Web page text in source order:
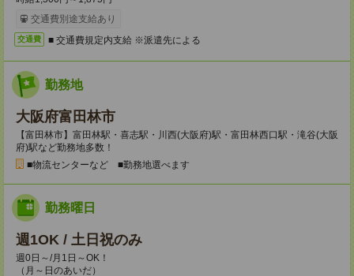
交通費別途支給あり
交通費 ■ 交通費規定内支給 ※派遣先による
勤務地
大阪府富田林市
【富田林市】富田林駅・喜志駅・川西(大阪府)駅・富田林西口駅・滝谷(大阪
府)駅など勤務地多数！
■物流センターなど ■勤務地選べます
勤務曜日
週1OK / 土日祝のみ
週0日～/月1日～OK！
（月～日のあいだ）